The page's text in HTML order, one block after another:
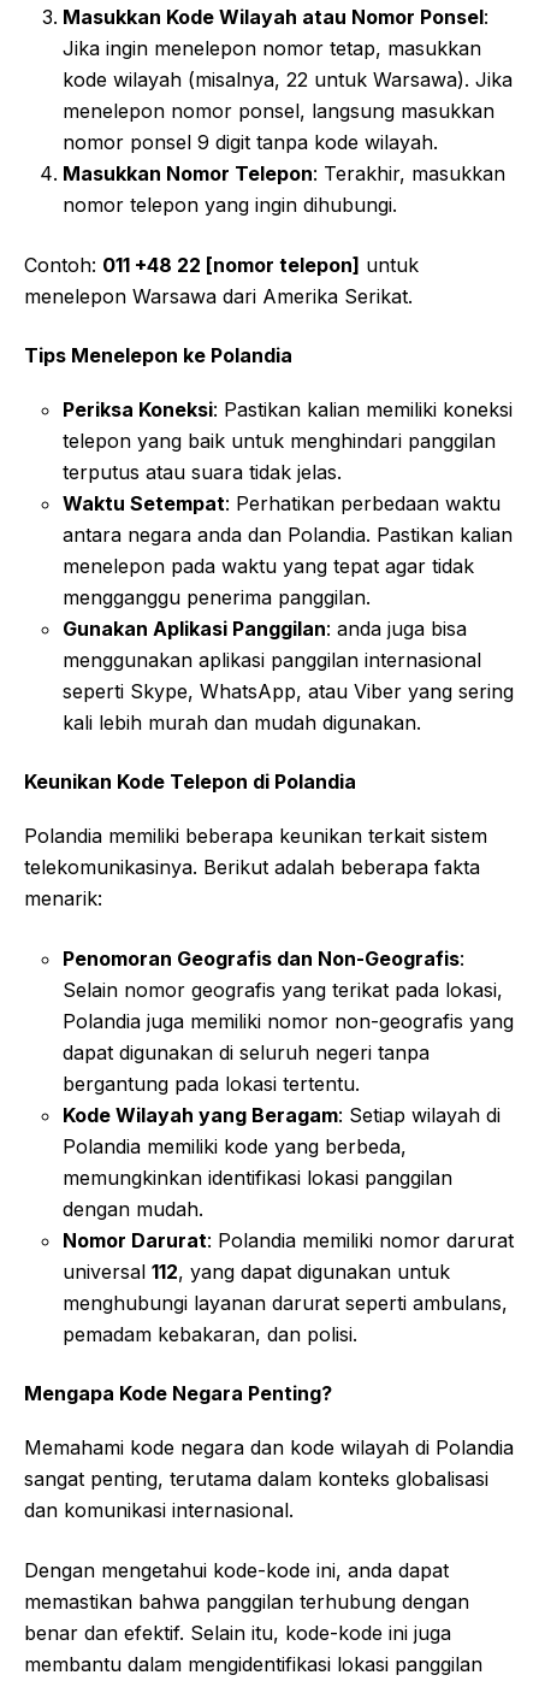
Masukkan Kode Wilayah atau Nomor Ponsel:
Jika ingin menelepon nomor tetap, masukkan
kode wilayah (misalnya, 22 untuk Warsawa). Jika
menelepon nomor ponsel, langsung masukkan
nomor ponsel 9 digit tanpa kode wilayah.
Masukkan Nomor Telepon: Terakhir, masukkan
nomor telepon yang ingin dihubungi.
Contoh: 011 +48 22 [nomor telepon] untuk
menelepon Warsawa dari Amerika Serikat.
Tips Menelepon ke Polandia
Periksa Koneksi: Pastikan kalian memiliki koneksi
telepon yang baik untuk menghindari panggilan
terputus atau suara tidak jelas.
Waktu Setempat: Perhatikan perbedaan waktu
antara negara anda dan Polandia. Pastikan kalian
menelepon pada waktu yang tepat agar tidak
mengganggu penerima panggilan.
Gunakan Aplikasi Panggilan: anda juga bisa
menggunakan aplikasi panggilan internasional
seperti Skype, WhatsApp, atau Viber yang sering
kali lebih murah dan mudah digunakan.
Keunikan Kode Telepon di Polandia
Polandia memiliki beberapa keunikan terkait sistem
telekomunikasinya. Berikut adalah beberapa fakta
menarik:
Penomoran Geografis dan Non-Geografis:
Selain nomor geografis yang terikat pada lokasi,
Polandia juga memiliki nomor non-geografis yang
dapat digunakan di seluruh negeri tanpa
bergantung pada lokasi tertentu.
Kode Wilayah yang Beragam: Setiap wilayah di
Polandia memiliki kode yang berbeda,
memungkinkan identifikasi lokasi panggilan
dengan mudah.
Nomor Darurat: Polandia memiliki nomor darurat
universal 112, yang dapat digunakan untuk
menghubungi layanan darurat seperti ambulans,
pemadam kebakaran, dan polisi.
Mengapa Kode Negara Penting?
Memahami kode negara dan kode wilayah di Polandia
sangat penting, terutama dalam konteks globalisasi
dan komunikasi internasional.
Dengan mengetahui kode-kode ini, anda dapat
memastikan bahwa panggilan terhubung dengan
benar dan efektif. Selain itu, kode-kode ini juga
membantu dalam mengidentifikasi lokasi panggilan